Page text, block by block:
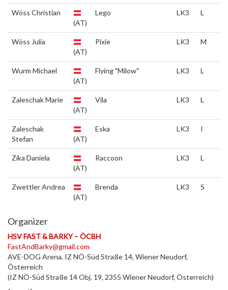
Wöss Christian
(AT)
Lego LK3 L
Wöss Julia
(AT)
Pixie LK3 M
Wurm Michael
(AT)
Flying "Milow" LK3 L
Zaleschak Marie
(AT)
Vila LK3 L
Zaleschak
Stefan
(AT)
Eska LK3 I
Zika Daniela
(AT)
Raccoon LK3 L
Zwettler Andrea
(AT)
Brenda LK3 S
Organizer
HSV FAST & BARKY – ÖCBH
FastAndBarky@gmail.com
AVE-DOG Arena, IZ NÖ-Süd Straße 14, Wiener Neudorf,
Österreich
(IZ NÖ-Süd Straße 14 Obj. 19, 2355 Wiener Neudorf, Österreich)